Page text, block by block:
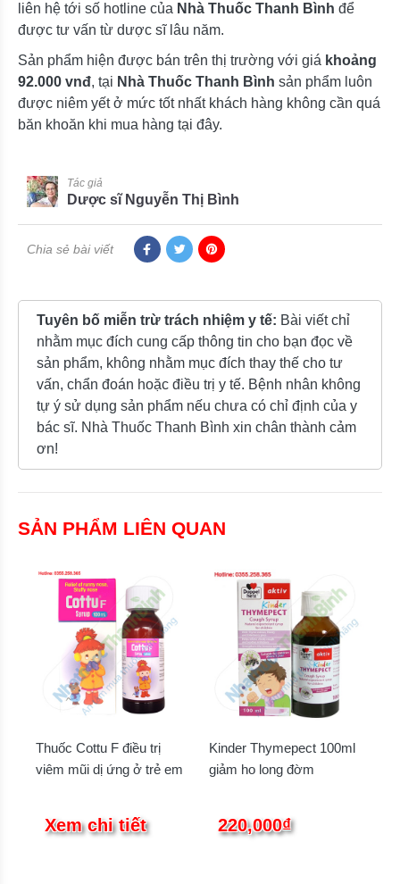
liên hệ tới số hotline của Nhà Thuốc Thanh Bình để
được tư vấn từ dược sĩ lâu năm.
Sản phẩm hiện được bán trên thị trường với giá khoảng
92.000 vnđ, tại Nhà Thuốc Thanh Bình sản phẩm luôn
được niêm yết ở mức tốt nhất khách hàng không cần quá
băn khoăn khi mua hàng tại đây.
Tác giả
Dược sĩ Nguyễn Thị Bình
Chia sẻ bài viết
Tuyên bố miễn trừ trách nhiệm y tế: Bài viết chỉ
nhằm mục đích cung cấp thông tin cho bạn đọc về
sản phẩm, không nhằm mục đích thay thế cho tư
vấn, chẩn đoán hoặc điều trị y tế. Bệnh nhân không
tự ý sử dụng sản phẩm nếu chưa có chỉ định của y
bác sĩ. Nhà Thuốc Thanh Bình xin chân thành cảm
ơn!
SẢN PHẨM LIÊN QUAN
Thuốc Cottu F điều trị
viêm mũi dị ứng ở trẻ em
Xem chi tiết
Kinder Thymepect 100ml
giảm ho long đờm
220,000₫